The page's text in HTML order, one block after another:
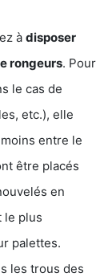
à disposer
rongeurs. Pour
le cas de
etc.), elle
entre le
être placés
en
le plus
palettes.
les trous des